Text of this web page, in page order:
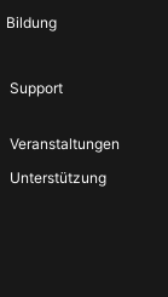
Bildung
Support
Veranstaltungen
Unterstützung